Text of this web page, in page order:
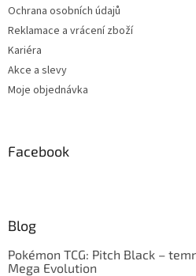
Ochrana osobních údajů
Reklamace a vrácení zboží
Kariéra
Akce a slevy
Moje objednávka
Facebook
Blog
Pokémon TCG: Pitch Black –
Mega Evolution